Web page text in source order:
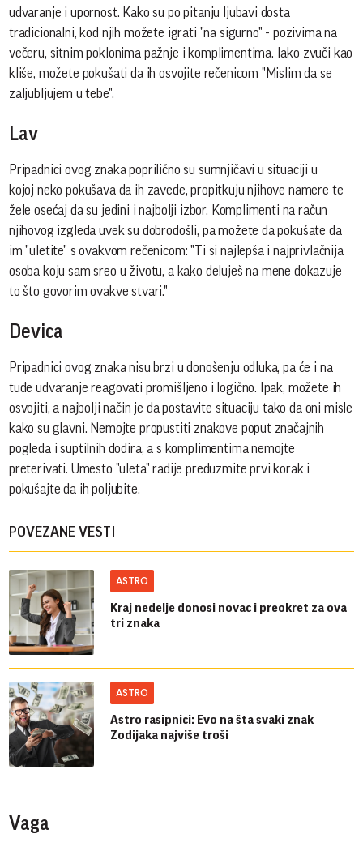
udvaranje i upornost. Kako su po pitanju ljubavi dosta
tradicionalni, kod njih možete igrati "na sigurno" - pozivima na
večeru, sitnim poklonima pažnje i komplimentima. Iako zvuči kao
kliše, možete pokušati da ih osvojite rečenicom "Mislim da se
zaljubljujem u tebe".
Lav
Pripadnici ovog znaka poprilično su sumnjičavi u situaciji u
kojoj neko pokušava da ih zavede, propitkuju njihove namere te
žele osećaj da su jedini i najbolji izbor. Komplimenti na račun
njihovog izgleda uvek su dobrodošli, pa možete da pokušate da
im "uletite" s ovakvom rečenicom: "Ti si najlepša i najprivlačnija
osoba koju sam sreo u životu, a kako deluješ na mene dokazuje
to što govorim ovakve stvari."
Devica
Pripadnici ovog znaka nisu brzi u donošenju odluka, pa će i na
tuđe udvaranje reagovati promišljeno i logično. Ipak, možete ih
osvojiti, a najbolji način je da postavite situaciju tako da oni misle
kako su glavni. Nemojte propustiti znakove poput značajnih
pogleda i suptilnih dodira, a s komplimentima nemojte
preterivati. Umesto "uleta" radije preduzmite prvi korak i
pokušajte da ih poljubite.
POVEZANE VESTI
ASTRO
Kraj nedelje donosi novac i preokret za ova
tri znaka
ASTRO
Astro rasipnici: Evo na šta svaki znak
Zodijaka najviše troši
Vaga